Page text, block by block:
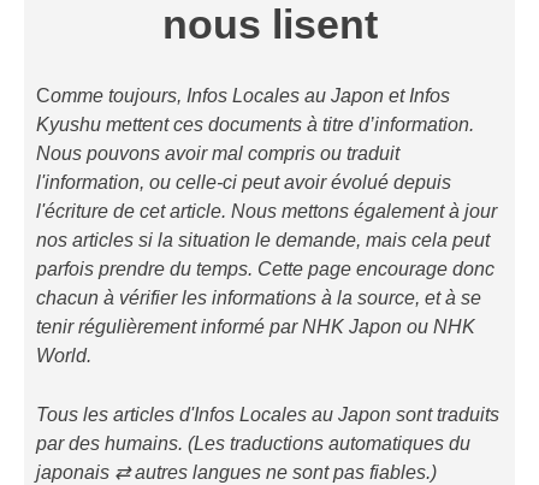
nous lisent
Comme toujours, Infos Locales au Japon et Infos
Kyushu mettent ces documents à titre d’information.
Nous pouvons avoir mal compris ou traduit
l'information, ou celle-ci peut avoir évolué depuis
l'écriture de cet article. Nous mettons également à jour
nos articles si la situation le demande, mais cela peut
parfois prendre du temps. Cette page encourage donc
chacun à vérifier les informations à la source, et à se
tenir régulièrement informé par NHK Japon ou NHK
World.
Tous les articles d'Infos Locales au Japon sont traduits
par des humains. (Les traductions automatiques du
japonais ⇄ autres langues ne sont pas fiables.)